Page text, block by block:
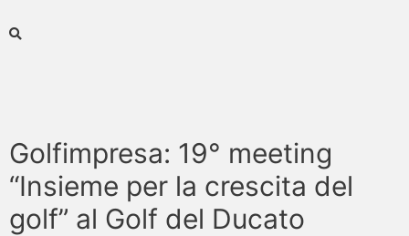
Golfimpresa: 19° meeting
“Insieme per la crescita del
golf” al Golf del Ducato